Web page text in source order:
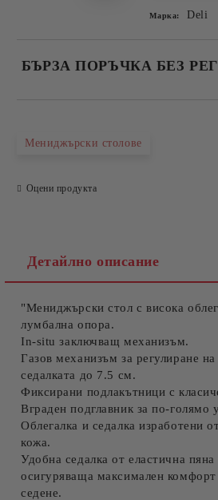
Марка: Deli
БЪРЗА ПОРЪЧКА БЕЗ
Съгласен съм с
Мениджърски столове
Оцени продукта
Детайлно описание
"Мениджърски стол с висока
лумбална опора.
In-situ заключващ механизъм.
Газов механизъм за регулиране
седалката до 7.5 см.
Фиксирани подлакътници с
Вграден подглавник за по-голямо
Облегалка и седалка изработени
кожа.
Удобна седалка от еластична
осигуряваща максимален
седене.